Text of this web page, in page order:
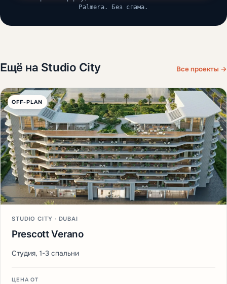
Palmera. Без спама.
Ещё на Studio City Все проекты →
OFF-PLAN
STUDIO CITY · DUBAI
Prescott Verano
Студия, 1-3 спальни
ЦЕНА ОТ